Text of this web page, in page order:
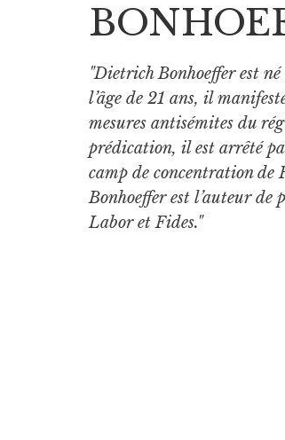
"Dietrich Bonhoeffer est
l’âge de 21 ans, il
mesures antisémites du
prédication, il est arrêté
camp de concentration
Bonhoeffer est l’auteur
Labor et Fides."